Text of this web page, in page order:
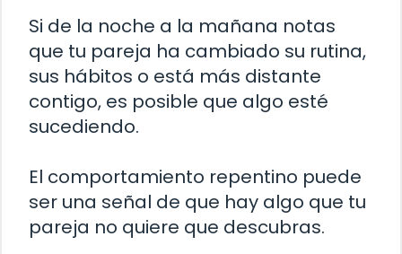
Si de la noche a la mañana notas
que tu pareja ha cambiado su rutina,
sus hábitos o está más distante
contigo, es posible que algo esté
sucediendo.
El comportamiento repentino puede
ser una señal de que hay algo que tu
pareja no quiere que descubras.